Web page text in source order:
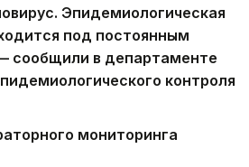
Эпидемиологическая
под постоянным
сообщили в департаменте
контроля
мониторинга